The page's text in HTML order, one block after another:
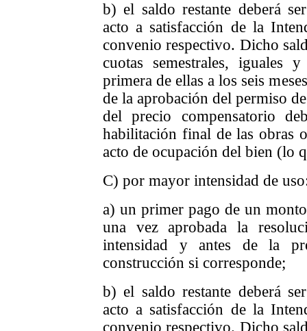
b) el saldo restante deberá
acto a satisfacción de la
convenio respectivo. Dicho
cuotas semestrales, iguales
primera de ellas a los seis
de la aprobación del permiso
del precio compensatorio
habilitación final de las obras
acto de ocupación del bien (lo
C) por mayor intensidad de
a) un primer pago de un
una vez aprobada la
intensidad y antes de la
construcción si corresponde;
b) el saldo restante deberá
acto a satisfacción de la
convenio respectivo. Dicho